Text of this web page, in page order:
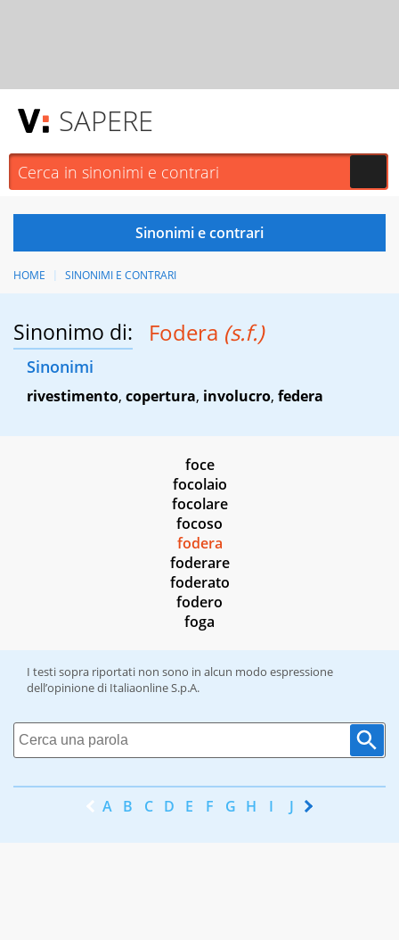
SAPERE
HOME SINONIMI E CONTRARI
Sinonimo di: Fodera (s.f.)
Sinonimi
rivestimento, copertura, involucro, federa
foce
focolaio
focolare
focoso
fodera
foderare
foderato
fodero
foga
I testi sopra riportati non sono in alcun modo espressione
dell’opinione di Italiaonline S.p.A.
A B C D E F G H I J K